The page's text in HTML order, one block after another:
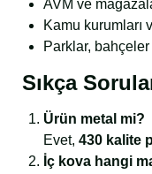
AVM ve
Kamu kurumları
Parklar,
Sıkça
Ürün metal mi?
Evet, 430 kalite
İç kova hangi